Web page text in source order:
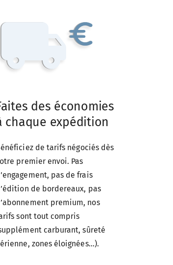
des économies
chaque expédition
de tarifs négociés dès
premier envoi. Pas
pas de frais
de bordereaux, pas
premium, nos
sont tout compris
carburant, sûreté
zones éloignées...).